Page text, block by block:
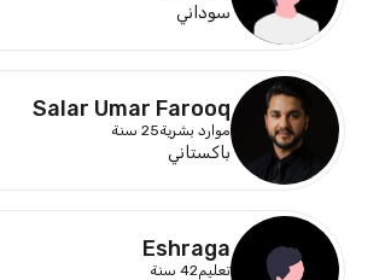
سوداني
Salar Umar Farooq
موارد بشرية25 سنة
باكستاني
Eshraga
تعليم 42 سنة